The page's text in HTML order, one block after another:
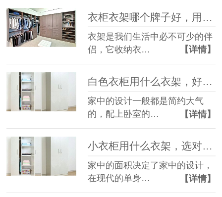
衣柜衣架哪个牌子好，用过都说好【华恩衣架】
衣架是我们生活中必不可少的伴
侣，它收纳衣…
【详情】
白色衣柜用什么衣架，好几种选择等着你【华恩衣架】
家中的设计一般都是简约大气
的，配上卧室的…
【详情】
小衣柜用什么衣架，选对尺寸很重要【华恩衣架】
家中的面积决定了家中的设计，
在现代的单身…
【详情】